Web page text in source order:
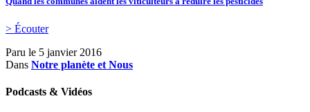
> Écouter
Paru le 5 janvier 2016
Dans Notre planète et Nous
Podcasts & Vidéos